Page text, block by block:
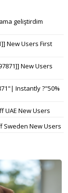
geliştirdim
New Users First
New Users
Instantly ?"50%
UAE New Users
Sweden New Users